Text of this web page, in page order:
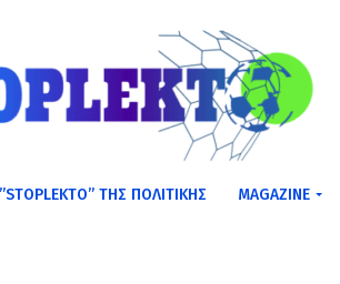
”STOPLEKTO” ΤΗΣ ΠΟΛΙΤΙΚΗΣ MAGAZINE